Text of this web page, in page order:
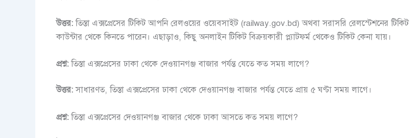
উত্তর:তিস্তা এক্সপ্রেসের টিকিট আপনি রেলওয়ের ওয়েবসাইট (railway.gov.bd) অথবা সরাসরি রেলস্টেশনের টিকিট
কাউন্টার থেকে কিনতে পারেন। এছাড়াও, কিছু অনলাইন টিকিট বিক্রয়কারী প্ল্যাটফর্ম থেকেও টিকিট কেনা যায়।
প্রশ্ন:তিস্তা এক্সপ্রেসের ঢাকা থেকে দেওয়ানগঞ্জ বাজার পর্যন্ত যেতে কত সময় লাগে?
উত্তর:সাধারণত, তিস্তা এক্সপ্রেসের ঢাকা থেকে দেওয়ানগঞ্জ বাজার পর্যন্ত যেতে প্রায় ৫ ঘণ্টা সময় লাগে।
প্রশ্ন:তিস্তা এক্সপ্রেসের দেওয়ানগঞ্জ বাজার থেকে ঢাকা আসতে কত সময় লাগে?